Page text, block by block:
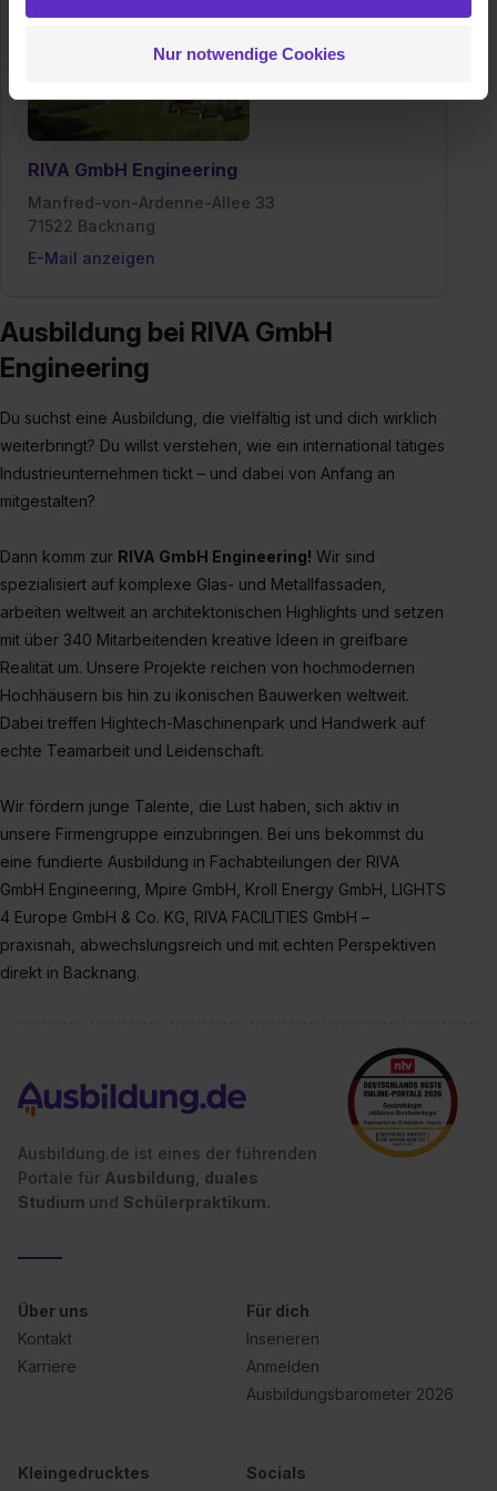
zulassen“ stimmst du dem Setzen der Cookies und der
Verwendungszwecke (ausgenommen „Notwendig“) zu. .
In diesem Fall sowie bei der separaten Aktivierung von
„Social Media und Marketing“ bist du auch damit
Inhalte (z.B. Videos oder Posts) angezeigt und hierfür
erforderliche personenbezogene Daten an Social Media
Dienste, ggfs. mit Sitz in den USA, übermittelt werden.
Einzelfall bei dem jeweiligen Inhalt erteilen. Willst du nur
bestimmte Verwendungszwecke zulassen, triff deine
Auswahl über die Checkboxen und klick auf „Auswahl
der Kategorien „Präferenzen“, „Statistiken“ und „Social
Media und Marketing“ umfasst hierbei die Einwilligung
zur Übermittlung deiner Daten in die USA (Art. 49 Abs. 1
S. 1 lit. a) DS-GVO). Die USA verfügen über kein
II). Du kannst die von dir erteilte Einwilligung jederzeit mit
Wirkung für die Zukunft ganz oder teilweise über unsere
Datenschutzerklärung unter dem Punkt „Datenschutz-
Einstellungen“ widerrufen. Weitere Informationen zu den
einzelnen Cookies findest du durch Klick auf „Details
zeigen“. Weitere Informationen:Datenschutzerklärung
Impressum.
Nur notwendige Cookies
RIVA GmbH Engineering
Manfred-von-Ardenne-Allee 33
71522 Backnang
E-Mail anzeigen
Ausbildung bei RIVA GmbH
Engineering
Du suchst eine Ausbildung, die vielfältig ist und dich wirklich
weiterbringt? Du willst verstehen, wie ein international tätiges
Industrieunternehmen tickt – und dabei von Anfang an
mitgestalten?
Dann komm zur RIVA GmbH Engineering! Wir sind
spezialisiert auf komplexe Glas- und Metallfassaden,
arbeiten weltweit an architektonischen Highlights und setzen
mit über 340 Mitarbeitenden kreative Ideen in greifbare
Realität um. Unsere Projekte reichen von hochmodernen
Hochhäusern bis hin zu ikonischen Bauwerken weltweit.
Dabei treffen Hightech-Maschinenpark und Handwerk auf
echte Teamarbeit und Leidenschaft.
Wir fördern junge Talente, die Lust haben, sich aktiv in
unsere Firmengruppe einzubringen. Bei uns bekommst du
eine fundierte Ausbildung in Fachabteilungen der RIVA
GmbH Engineering, Mpire GmbH, Kroll Energy GmbH, LIGHTS
4 Europe GmbH & Co. KG, RIVA FACILITIES GmbH –
praxisnah, abwechslungsreich und mit echten Perspektiven
direkt in Backnang.
Ausbildung.de ist eines der führenden
Portale für Ausbildung, duales
Studium und Schülerpraktikum.
Über uns
Kontakt
Karriere
Für dich
Inserieren
Anmelden
Ausbildungsbarometer 2026
Kleingedrucktes Socials